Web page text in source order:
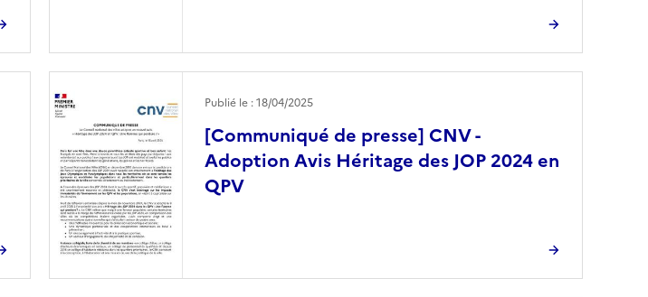
[Communiqué de presse] CNV -
Adoption Avis Héritage des JOP 2024 en
QPV
Publié le : 18/04/2025